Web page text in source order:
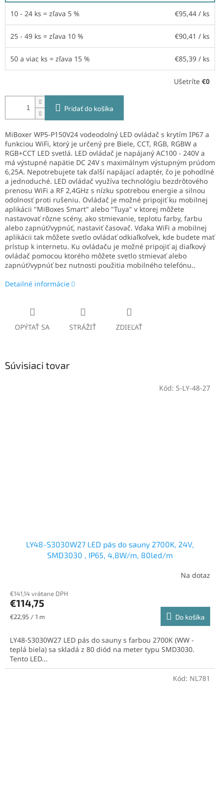
10 - 24 ks = zľava 5 % €95,44 / ks
25 - 49 ks = zľava 10 % €90,41 / ks
50 a viac ks = zľava 15 % €85,39 / ks
Ušetríte €0
Pridať do košíka
MiBoxer WP5-P150V24 vodeodolný LED ovládač s krytím IP67 a
funkciou WiFi, ktorý je určený pre Biele, CCT, RGB, RGBW a
RGB+CCT LED svetlá. LED ovládač je napájaný AC100 - 240V a
má výstupné napätie DC 24V s maximálnym výstupným prúdom
6,25A. Nepotrebujete tak ďalší napájací adaptér, čo je pohodlné
a jednoduché. LED ovládač využíva technológiu bezdrôtového
prenosu WiFi a RF 2,4GHz s nízku spotrebou energie a silnou
odolnosť proti rušeniu. Ovládač je možné pripojiť ku mobilnej
aplikácii "MiBoxes Smart" alebo "Tuya" v ktorej môžete
nastavovať rôzne scény, ako stmievanie, teplotu farby, farbu
alebo zapnúť/vypnúť, nastaviť časovač. Vďaka WiFi a mobilnej
aplikácii tak môžete svetlo ovládať odkiaľkoľvek, kde budete mať
prístup k internetu. Ku ovládaču je možné pripojiť aj diaľkový
ovládač pomocou ktorého môžete svetlo stmievať alebo
zapnúť/vypnúť bez nutnosti použitia mobilného telefónu..
Detailné informácie
OPÝTAŤ SA STRÁŽIŤ ZDIEĽAŤ
Súvisiaci tovar
LY48-S3030W27 LED pás do sauny 2700K, 24V,
SMD3030 , IP65, 4,8W/m, 80led/m
Na dotaz
€141,14 vrátane DPH
€114,75
Jednotková
€22,95 / 1 m Do košíka
LY48-S3030W27 LED pás do sauny s farbou 2700K (WW -
teplá biela) sa skladá z 80 diód na meter typu SMD3030.
Tento LED...
Kód: S-LY-48-27
Kód: NL781